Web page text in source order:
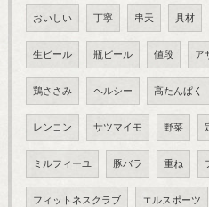
おいしい 丁寧 串天 具材
生ビール 瓶ビール 値段 ア
鶏ささみ ヘルシー 高たんぱく
レンコン サツマイモ 野菜
ミルフィーユ 豚バラ 重ね
フィットネスクラブ エルスポーツ